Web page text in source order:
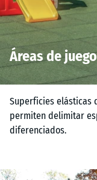
Áreas de juego
Superficies elásticas
permiten delimitar
diferenciados.